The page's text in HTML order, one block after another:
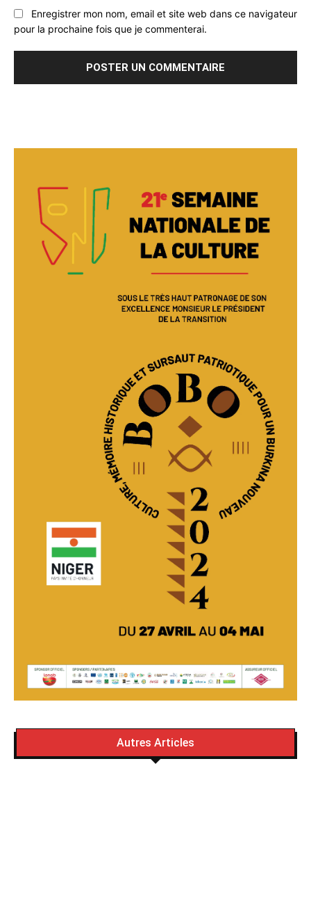
Enregistrer mon nom, email et site web dans ce navigateur
pour la prochaine fois que je commenterai.
Autres Articles